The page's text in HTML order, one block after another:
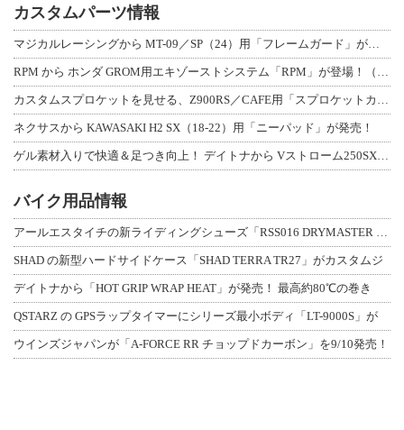
カスタムパーツ情報
マジカルレーシングから MT-09／SP（24）用「フレームガード」が登場！
RPM から ホンダ GROM用エキゾーストシステム「RPM」が登場！（動画あり
カスタムスプロケットを見せる、Z900RS／CAFE用「スプロケットカバーフルキ
ネクサスから KAWASAKI H2 SX（18-22）用「ニーパッド」が発売！
ゲル素材入りで快適＆足つき向上！ デイトナから Vストローム250SX用「快適ロ
バイク用品情報
アールエスタイチの新ライディングシューズ「RSS016 DRYMASTER スト
SHAD の新型ハードサイドケース「SHAD TERRA TR27」がカスタムジ
デイトナから「HOT GRIP WRAP HEAT」が発売！ 最高約80℃の巻き
QSTARZ の GPSラップタイマーにシリーズ最小ボディ「LT-9000S」が
ウインズジャパンが「A-FORCE RR チョップドカーボン」を9/10発売！